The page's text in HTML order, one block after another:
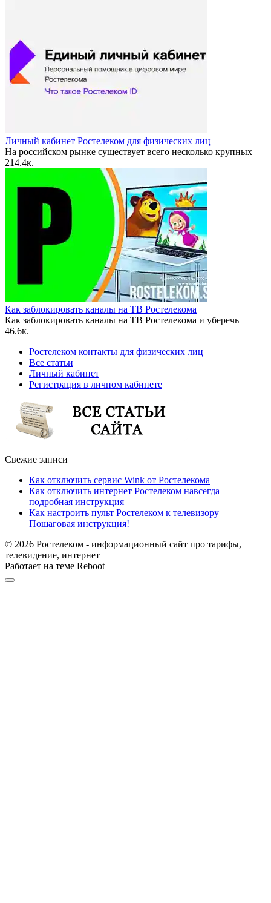
Личный кабинет Ростелеком для физических лиц
На российском рынке существует всего несколько крупных
214.4к.
Как заблокировать каналы на ТВ Ростелекома
Как заблокировать каналы на ТВ Ростелекома и уберечь
46.6к.
Ростелеком контакты для физических лиц
Все статьи
Личный кабинет
Регистрация в личном кабинете
Свежие записи
Как отключить сервис Wink от Ростелекома
Как отключить интернет Ростелеком навсегда —
подробная инструкция
Как настроить пульт Ростелеком к телевизору —
Пошаговая инструкция!
© 2026 Ростелеком - информационный сайт про тарифы,
телевидение, интернет
Работает на теме Reboot